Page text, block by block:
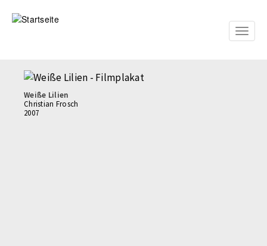
zum
Toggle
Weiße Lilien
Christian Frosch
2007